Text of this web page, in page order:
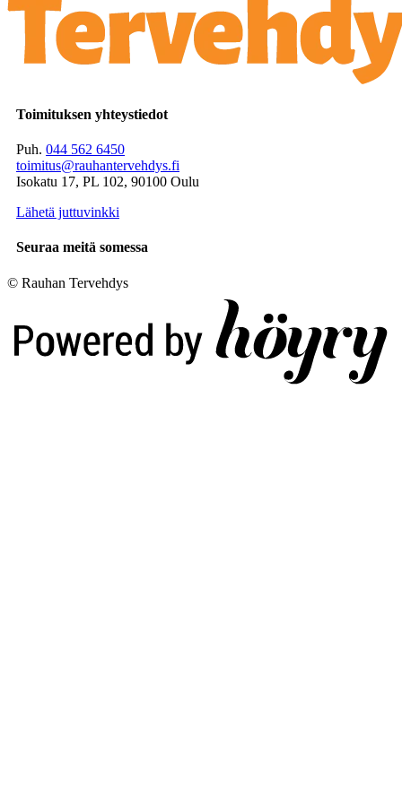
Toimituksen yhteystiedot
Puh. 044 562 6450
toimitus@rauhantervehdys.fi
Isokatu 17, PL 102, 90100 Oulu
Lähetä juttuvinkki
Seuraa meitä somessa
© Rauhan Tervehdys